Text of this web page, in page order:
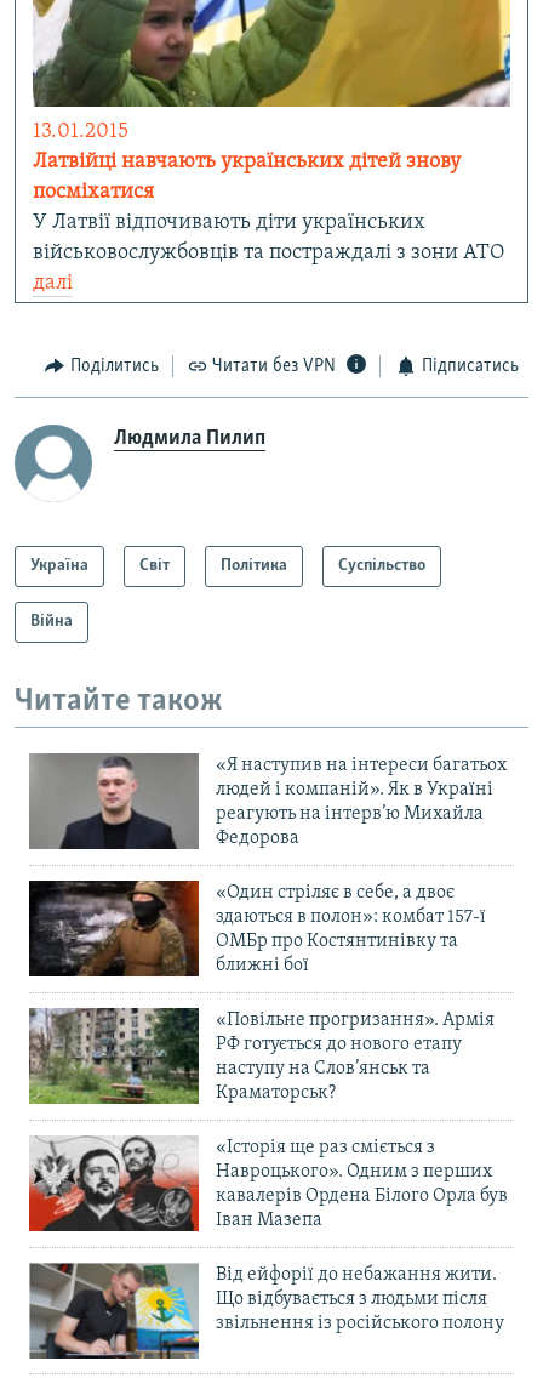
13.01.2015
Латвійці навчають українських дітей знову
посміхатися
У Латвії відпочивають діти українських
військовослужбовців та постраждалі з зони АТО
далі
Поділитись Читати без VPN Підписатись
Людмила Пилип
Україна Світ Політика Суспільство
Війна
Читайте також
«Я наступив на інтереси багатьох
людей і компаній». Як в Україні
реагують на інтерв’ю Михайла
Федорова
«Один стріляє в себе, а двоє
здаються в полон»: комбат 157-ї
ОМБр про Костянтинівку та
ближні бої
«Повільне прогризання». Армія
РФ готується до нового етапу
наступу на Слов’янськ та
Краматорськ?
«Історія ще раз сміється з
Навроцького». Одним з перших
кавалерів Ордена Білого Орла був
Іван Мазепа
Від ейфорії до небажання жити.
Що відбувається з людьми після
звільнення із російського полону